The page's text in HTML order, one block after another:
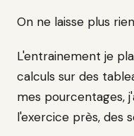
On ne laisse plus
L'entrainement je
calculs sur des
mes pourcentages,
l'exercice près, des